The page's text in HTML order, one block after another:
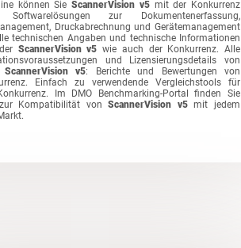
können SieScannerVision v5mit der Konkurrenz
zur Dokumentenerfassung,
Druckabrechnung und Gerätemanagement
technischen Angaben und technische Informationen
ScannerVision v5 wie auch der Konkurrenz. Alle
und Lizensierungsdetails von
ScannerVision v5: Berichte und Bewertungen von
Einfach zu verwendende Vergleichstools für
Im DMO Benchmarking-Portal finden Sie
zur Kompatibilität vonScannerVision v5mit jedem